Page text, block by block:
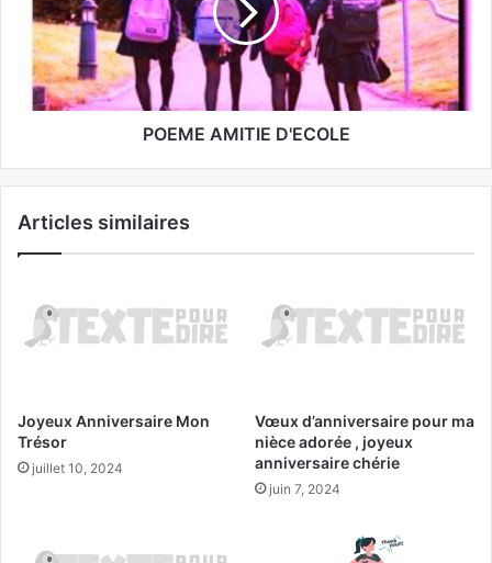
POEME AMITIE D'ECOLE
Articles similaires
Joyeux Anniversaire Mon
Trésor
juillet 10, 2024
Vœux d’anniversaire pour ma
nièce adorée , joyeux
anniversaire chérie
juin 7, 2024